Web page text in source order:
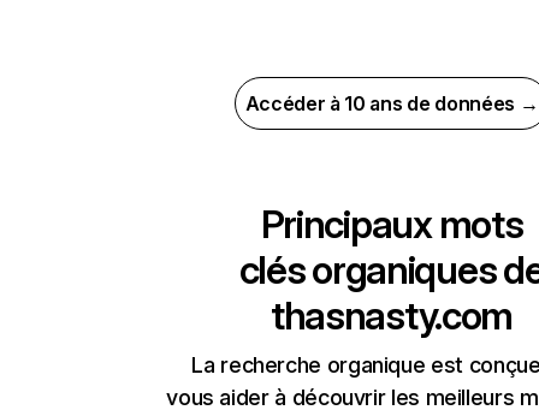
Accéder à 10 ans de données →
Principaux mots
clés organiques
thasnasty.com
La recherche organique est
vous aider à découvrir les meilleurs